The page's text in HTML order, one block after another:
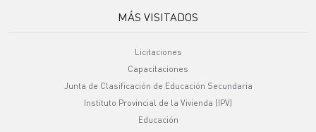
MÁS VISITADOS
Licitaciones
Capacitaciones
Junta de Clasificación de Educación Secundaria
Instituto Provincial de la Vivienda (IPV)
Educación